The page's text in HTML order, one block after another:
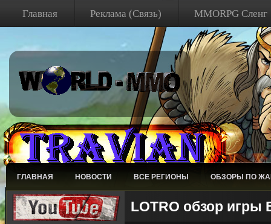
Главная Реклама (Связь) MMORPG Сленг
ГЛАВНАЯ НОВОСТИ ВСЕ РЕГИОНЫ ОБЗОРЫ ПО
LOTRO обзор игры